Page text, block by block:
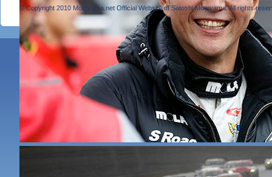
© Copyright 2010 Motoyama.net Official Website of Satoshi Motoyama. All rights